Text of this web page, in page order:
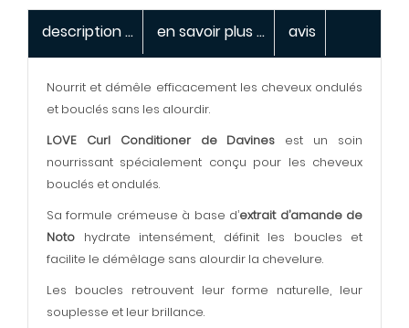
description ... en savoir plus ... avis
Nourrit et démêle efficacement les cheveux ondulés
et bouclés sans les alourdir.
LOVE Curl Conditioner de Davines est un soin
nourrissant spécialement conçu pour les cheveux
bouclés et ondulés.
Sa formule crémeuse à base d’extrait d’amande de
Noto hydrate intensément, définit les boucles et
facilite le démêlage sans alourdir la chevelure.
Les boucles retrouvent leur forme naturelle, leur
souplesse et leur brillance.